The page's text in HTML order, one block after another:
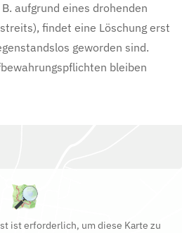
aufgrund eines drohenden
findet eine Löschung erst
geworden sind.
bleiben
ist erforderlich, um diese Karte zu